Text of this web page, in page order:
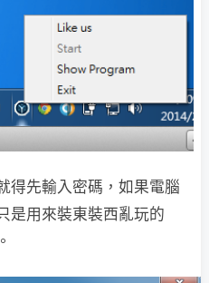
得先輸入密碼，如果電腦
是用來裝東裝西亂玩的